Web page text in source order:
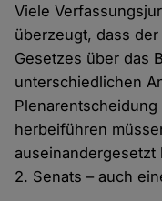
Viele
überzeugt, dass der
Gesetzes über das
unterschiedlichen
herbeiführen
auseinandergesetzt
2. Senats – auch